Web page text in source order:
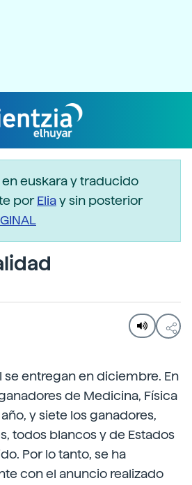
euskara y traducido
porEliay sin posterior
se entregan en diciembre. En
de Medicina, Física
y siete los ganadores,
todos blancos y de Estados
Por lo tanto, se ha
con el anuncio realizado